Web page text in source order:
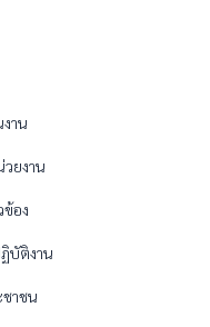
าน
ยงาน
อง
บัติงาน
าชน